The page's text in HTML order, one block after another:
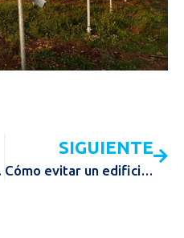
SIGUIENTE
Cómo evitar un edificio enfermo